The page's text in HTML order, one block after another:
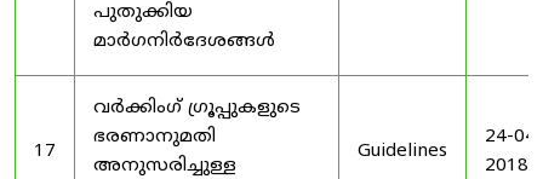
പുതുക്കിയ
മാർഗനിർദേശങ്ങൾ
17
വർക്കിംഗ് ഗ്രൂപ്പുകളുടെ
ഭരണാനുമതി
അനുസരിച്ചുള്ള
Guidelines
24-04-
2018